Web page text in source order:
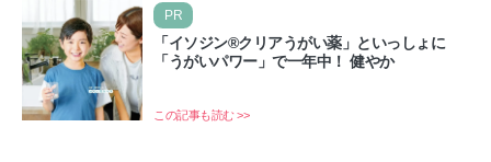
PR
「イソジン®クリアうがい薬」といっしょに
「うがいパワー」で一年中！ 健やか
この記事も読む >>